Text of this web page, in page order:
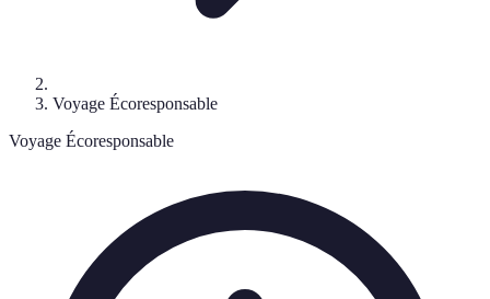
Voyage Écoresponsable
Voyage Écoresponsable